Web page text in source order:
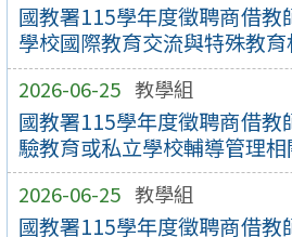
國教署115學年度徵聘商借教
學校國際教育交流與特殊教
2026-06-25 教學組
國教署115學年度徵聘商借教
驗教育或私立學校輔導管理
2026-06-25 教學組
國教署115學年度徵聘商借教